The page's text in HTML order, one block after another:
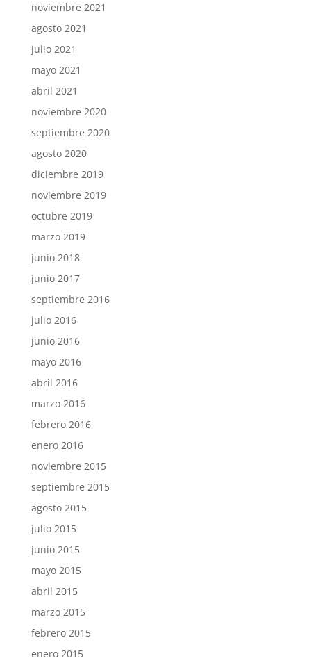
noviembre 2021
agosto 2021
julio 2021
mayo 2021
abril 2021
noviembre 2020
septiembre 2020
agosto 2020
diciembre 2019
noviembre 2019
octubre 2019
marzo 2019
junio 2018
junio 2017
septiembre 2016
julio 2016
junio 2016
mayo 2016
abril 2016
marzo 2016
febrero 2016
enero 2016
noviembre 2015
septiembre 2015
agosto 2015
julio 2015
junio 2015
mayo 2015
abril 2015
marzo 2015
febrero 2015
enero 2015